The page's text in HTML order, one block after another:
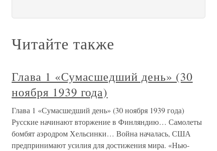
Читайте также
Глава 1 «Сумасшедший день» (30
ноября 1939 года)
Глава 1 «Сумасшедший день» (30 ноября 1939 года)
Русские начинают вторжение в Финляндию… Самолеты
бомбят аэродром Хельсинки… Война началась, США
предпринимают усилия для достижения мира. «Нью-